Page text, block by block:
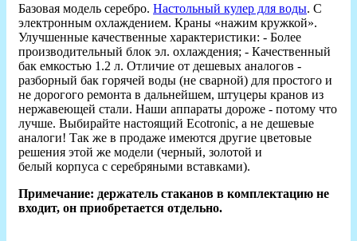
Базовая модель серебро. Настольный кулер для воды. С
электронным охлаждением. Краны «нажим кружкой».
Улучшенные качественные характеристики: - Более
производительный блок эл. охлаждения; - Качественный
бак емкостью 1.2 л. Отличие от дешевых аналогов -
разборный бак горячей воды (не сварной) для простого и
не дорогого ремонта в дальнейшем, штуцеры кранов из
нержавеющей стали. Наши аппараты дороже - потому что
лучше. Выбирайте настоящий Ecotronic, а не дешевые
аналоги! Так же в продаже имеются другие цветовые
решения этой же модели (черный, золотой и
белый корпуса с серебряными вставками).
Примечание: держатель стаканов в комплектацию не
входит, он приобретается отдельно.